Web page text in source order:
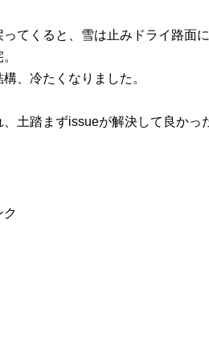
てくると、雪は止みドライ路面に
、冷たくなりました。
、土踏まずissueが解決して良かっ
ク